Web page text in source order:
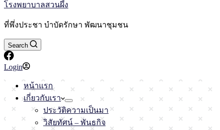
โรงพยาบาลสวนผึ้ง
ที่พึ่งประชา บำบัดรักษา พัฒนาชุมชน
Search
Login
หน้าแรก
เกี่ยวกับเรา
ประวัติความเป็นมา
วิสัยทัศน์ – พันธกิจ